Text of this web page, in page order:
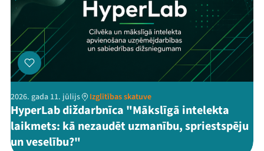
2026. gada 11. jūlijs Izglītības skatuve
HyperLab diždarbnīca "Mākslīgā intelekta
laikmets: kā nezaudēt uzmanību, spriestspēju
un veselību?"